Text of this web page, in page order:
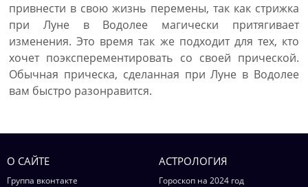
привнести в свою жизнь перемены, так как стрижка
при Луне в Водолее магически притягивает
изменения. Это время так же подходит для тех, кто
хочет поэксперементировать со своей прической.
Обычная прическа, сделанная при Луне в Водолее
вам быстро разонравится.
О САЙТЕ
Группа вконтакте
АСТРОЛОГИЯ
Гороскоп на 2024 год